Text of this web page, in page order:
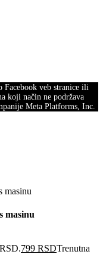
Facebook veb stranice ili
koji način ne podržava
Meta Platforms, Inc.
masinu
799 RSDTrenutna